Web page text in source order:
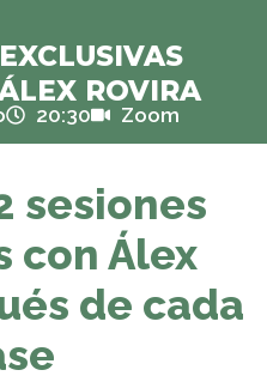
ROVIRA
20:30 Zoom
sesiones
con Álex
de cada